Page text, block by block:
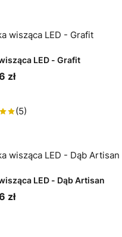
LED - Grafit
zł
(5)
LED - Dąb Artisan
zł